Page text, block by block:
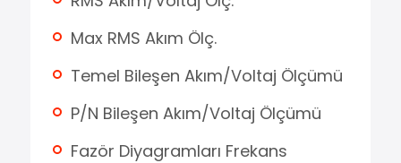
Max RMS Akım Ölç.
Temel Bileşen Akım/Voltaj Ölçümü
P/N Bileşen Akım/Voltaj Ölçümü
Fazör Diyagramları Frekans